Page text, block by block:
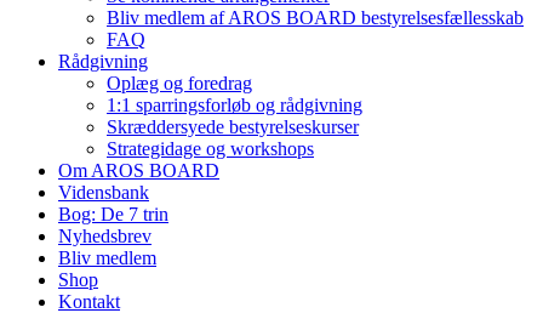
Bliv medlem af AROS BOARD bestyrelsesfællesskab
FAQ
Rådgivning
Oplæg og foredrag
1:1 sparringsforløb og rådgivning
Skræddersyede bestyrelseskurser
Strategidage og workshops
Om AROS BOARD
Vidensbank
Bog: De 7 trin
Nyhedsbrev
Bliv medlem
Shop
Kontakt